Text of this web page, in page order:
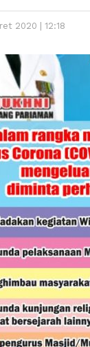
2020 | 12:18